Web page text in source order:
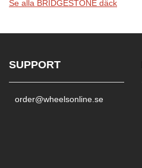
Se alla BRIDGESTONE däck
SUPPORT
order@wheelsonline.se